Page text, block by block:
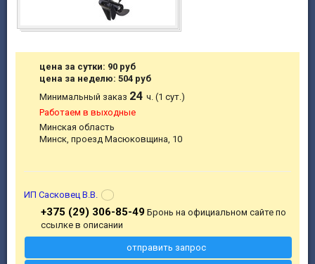
цена за сутки: 90 руб
цена за неделю: 504 руб
Минимальный заказ 24ч. (1 сут.)
Работаем в выходные
Минская область
Минск, проезд Масюковщина, 10
ИП Сасковец В.В.
+375 (29) 306-85-49Бронь на официальном сайте по
ссылке в описании
отправить запрос